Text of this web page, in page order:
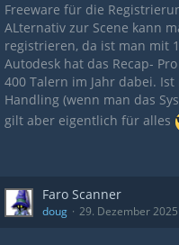
Freeware für die
ALternativ zur Scene kann
registrieren, da ist man mit
Autodesk hat das Recap-
400 Talern im Jahr dabei.
Handling (wenn man das
gilt aber eigentlich für alles
Faro Scanner
doug 29. Dezember 2025